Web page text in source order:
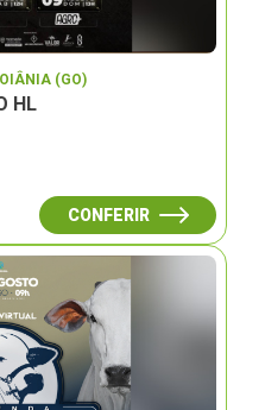
(GO)
HL
CONFERIR